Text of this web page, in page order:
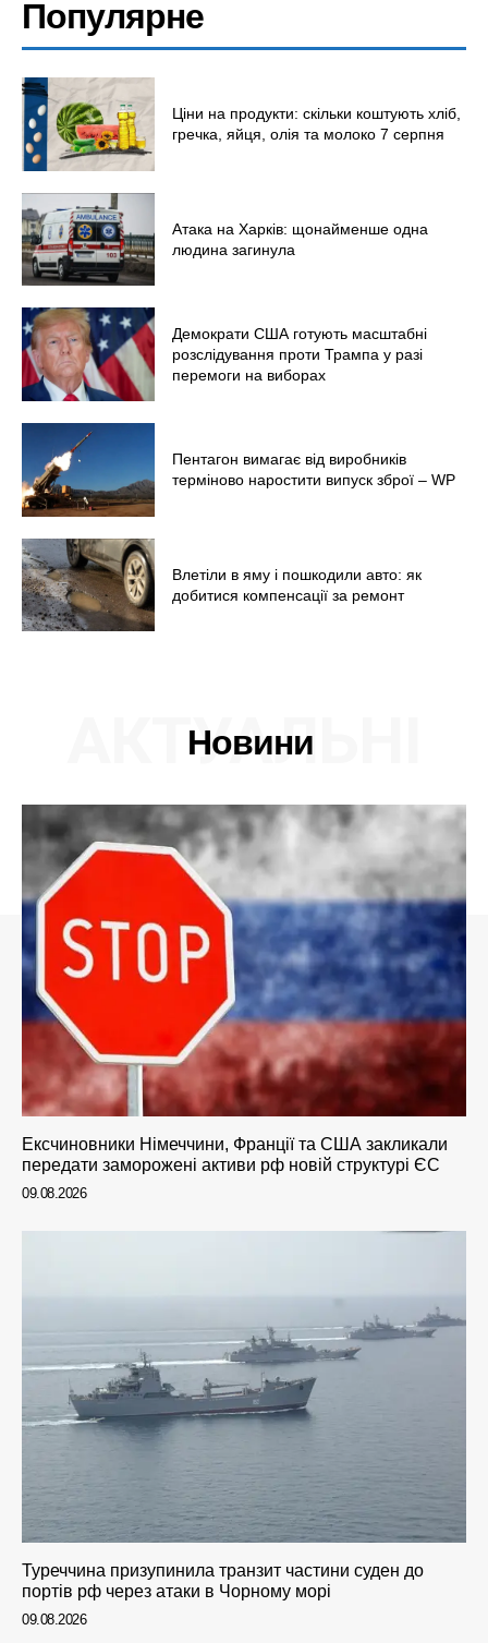
Світ
Війна
Популярне
Ціни на продукти: скільки коштують хліб,
гречка, яйця, олія та молоко 7 серпня
Атака на Харків: щонайменше одна
людина загинула
Демократи США готують масштабні
розслідування проти Трампа у разі
перемоги на виборах
Пентагон вимагає від виробників
терміново наростити випуск зброї – WP
Влетіли в яму і пошкодили авто: як
добитися компенсації за ремонт
Новини
АКТУАЛЬНІ
Ексчиновники Німеччини, Франції та США закликали
передати заморожені активи рф новій структурі ЄС
09.08.2026
Туреччина призупинила транзит частини суден до
портів рф через атаки в Чорному морі
09.08.2026